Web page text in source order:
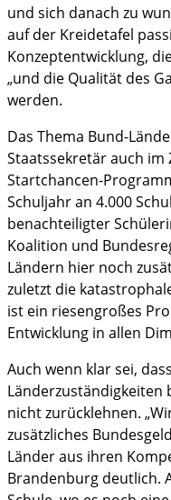
und sich danach zu
auf der Kreidetafel
Konzeptentwicklung,
„und die Qualität des
werden.
Das Thema Bund-
Staatssekretär auch
Startchancen-
Schuljahr an 4.000
benachteiligter
Koalition und
Ländern hier noch
zuletzt die
ist ein riesengroßes
Entwicklung in allen
Auch wenn klar sei,
Länderzuständigkeiten
nicht zurücklehnen.
zusätzliches
Länder aus ihren
Brandenburg deutlich.